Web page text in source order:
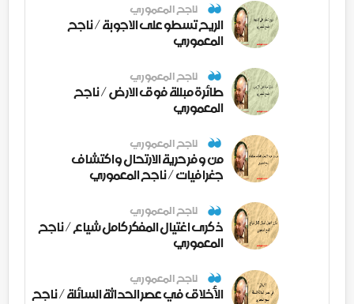
ناجح المعموري
الريح تسطو على الاجوبة / ناجح
المعموري
ناجح المعموري
طائرة مبللة فوق الارض / ناجح
المعموري
ناجح المعموري
من وفر حرية الارتحال واكتشاف
جغرافيات / ناجح المعموري
ناجح المعموري
ذكرى اغتيال المفكر كامل شياع / ناجح
المعموري
ناجح المعموري
الأخلاق في عصر الحداثة السائلة / ناجح